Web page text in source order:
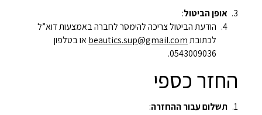
אופן הביטול:
הודעת הביטול צריכה להימסר לחברה באמצעות דוא”ל
לכתובתbeautics.sup@gmail.comאו בטלפון
0543009036.
החזר כספי
תשלום עבור ההחזרה: